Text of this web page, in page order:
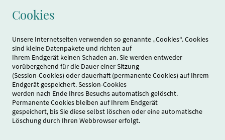
Cookies
Unsere Internetseiten verwenden so genannte „Cookies“. Cookies
sind kleine Datenpakete und richten auf
Ihrem Endgerät keinen Schaden an. Sie werden entweder
vorübergehend für die Dauer einer Sitzung
(Session-Cookies) oder dauerhaft (permanente Cookies) auf Ihrem
Endgerät gespeichert. Session-Cookies
werden nach Ende Ihres Besuchs automatisch gelöscht.
Permanente Cookies bleiben auf Ihrem Endgerät
gespeichert, bis Sie diese selbst löschen oder eine automatische
Löschung durch Ihren Webbrowser erfolgt.